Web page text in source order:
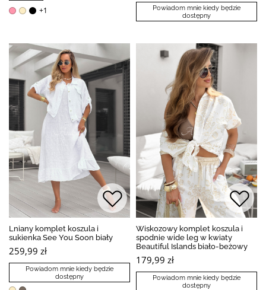
+1
Powiadom mnie kiedy będzie
dostępny
Lniany komplet koszula i
sukienka See You Soon biały
259,99 zł
Powiadom mnie kiedy będzie
dostępny
Wiskozowy komplet koszula i
spodnie wide leg w kwiaty
Beautiful Islands biało-beżowy
179,99 zł
Powiadom mnie kiedy będzie
dostępny